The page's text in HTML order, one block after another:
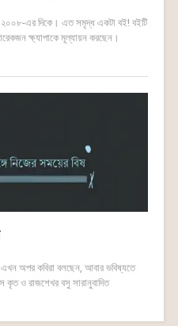
এর দিকে। এত সমৃদ্ধ একটা বই! বইটি
ক্ষ্যাপাকে মূল্যায়ন করছেন।
অপর কবিরা বলছেন, আবার ভবিষ্যতে
ও রাজশেখর বসু সারানুবাদিত